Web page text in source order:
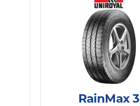
RainMax 3